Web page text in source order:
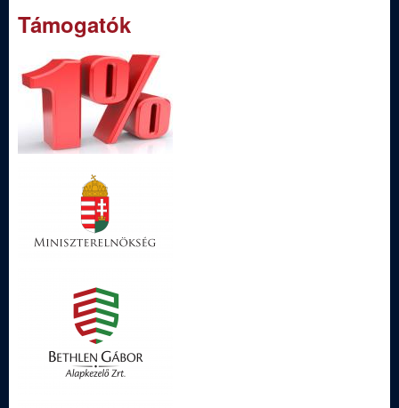
Támogatók